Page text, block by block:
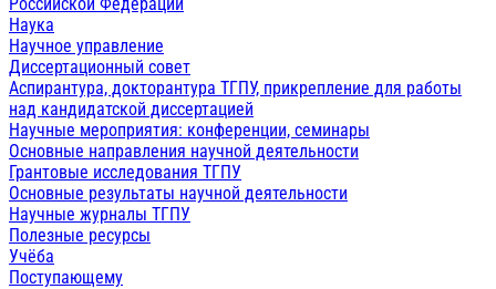
Наука
Научное управление
Диссертационный совет
Аспирантура, докторантура ТГПУ, прикрепление для работы
над кандидатской диссертацией
Научные мероприятия: конференции, семинары
Основные направления научной деятельности
Грантовые исследования ТГПУ
Основные результаты научной деятельности
Научные журналы ТГПУ
Полезные ресурсы
Учёба
Поступающему